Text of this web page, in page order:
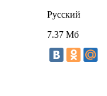
Русский
7.37 Мб